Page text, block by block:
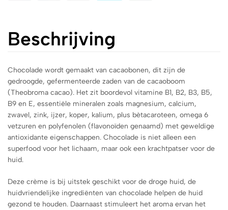
Beschrijving
Chocolade wordt gemaakt van cacaobonen, dit zijn de
gedroogde, gefermenteerde zaden van de cacaoboom
(Theobroma cacao). Het zit boordevol vitamine B1, B2, B3, B5,
B9 en E, essentiële mineralen zoals magnesium, calcium,
zwavel, zink, ijzer, koper, kalium, plus bètacaroteen, omega 6
vetzuren en polyfenolen (flavonoïden genaamd) met geweldige
antioxidante eigenschappen. Chocolade is niet alleen een
superfood voor het lichaam, maar ook een krachtpatser voor de
huid.
Deze crème is bij uitstek geschikt voor de droge huid, de
huidvriendelijke ingrediënten van chocolade helpen de huid
gezond te houden. Daarnaast stimuleert het aroma ervan het